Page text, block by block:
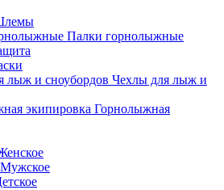
Палки горнолыжные
Чехлы для лыж и
Горнолыжная
Мужское